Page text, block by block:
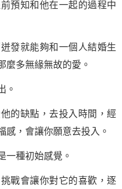
預知和他在一起的過程中
就能夠和一個人結婚生
麼多無緣無故的愛。
。
缺點，去投入時間，經
感，會讓你願意去投入。
種初始感覺。
會讓你對它的喜歡，逐